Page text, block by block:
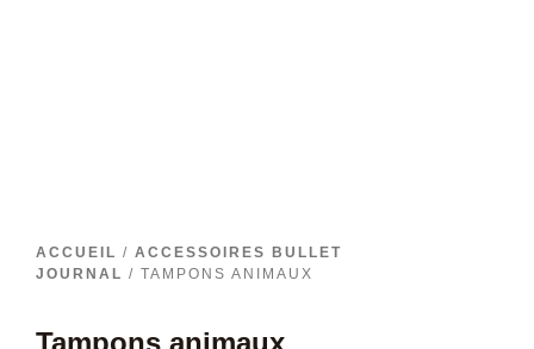
ACCUEIL / ACCESSOIRES BULLET
JOURNAL / TAMPONS ANIMAUX
Tampons animaux